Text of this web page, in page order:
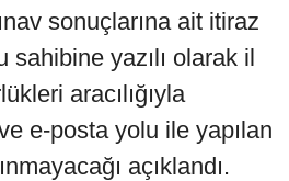
sonuçlarına ait itiraz
sahibine yazılı olarak il
aracılığıyla
e-posta yolu ile yapılan
açıklandı.